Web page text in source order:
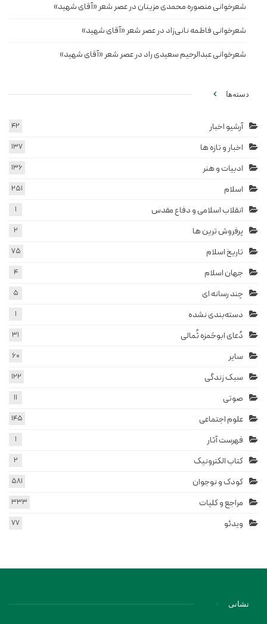
شعرخوانی منصوره محمدی مزینان در عصر شعر «آقای شهید»
شعرخوانی فاطمه نانی‌زاد در عصر شعر «آقای شهید»
شعرخوانی عبدالرحیم سعیدی راد در عصر شعر «آقای شهید»
دسته‌ها
آرشیو اخبار 42
اخبار و تازه ها 137
ادبیات و هنر 136
اسلام 251
انقلاب اسلامی و دفاع مقدس 1
پرفروش ترین ها 2
تاریخ اسلام 75
جهان اسلام 4
چند رسانه ای 5
دسته‌بندی نشده 1
دُعای ابوحَمزه ثُمالی 31
سایر 60
سبک زندگی 122
صوتی 11
علوم اجتماعی 145
فهرست آثار 1
کتاب الکترونیک 2
کودک و نوجوان 581
مراجع و کلیات 333
ویدئو 77
نشانی